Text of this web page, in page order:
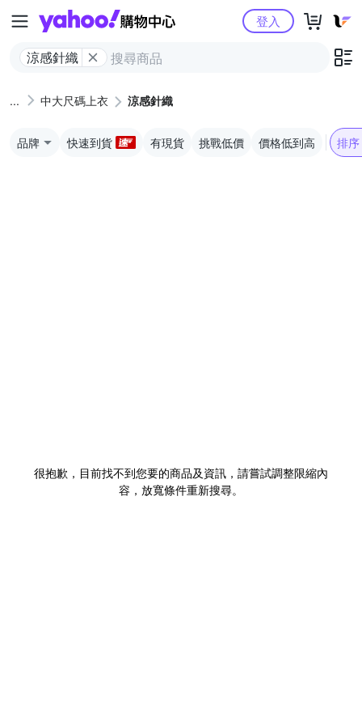
Yahoo購物中心
涼感針織
登入
中大尺碼上衣 涼感針織
品牌 快速到貨 有現貨 挑戰低價 價格低到高 排序
很抱歉，目前找不到您要的商品及資訊，請嘗試調整限縮內
容，放寬條件重新搜尋。